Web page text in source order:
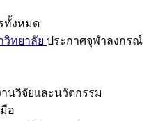
ทั้งหมด
ทยาลัย ประกาศจุฬาลงกรณ์
านวิจัยและนวัตกรรม
อ